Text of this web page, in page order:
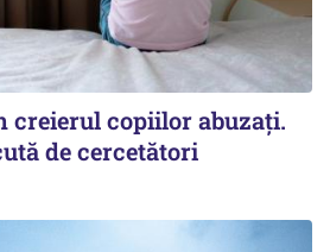
creierul copiilor abuzați.
de cercetători